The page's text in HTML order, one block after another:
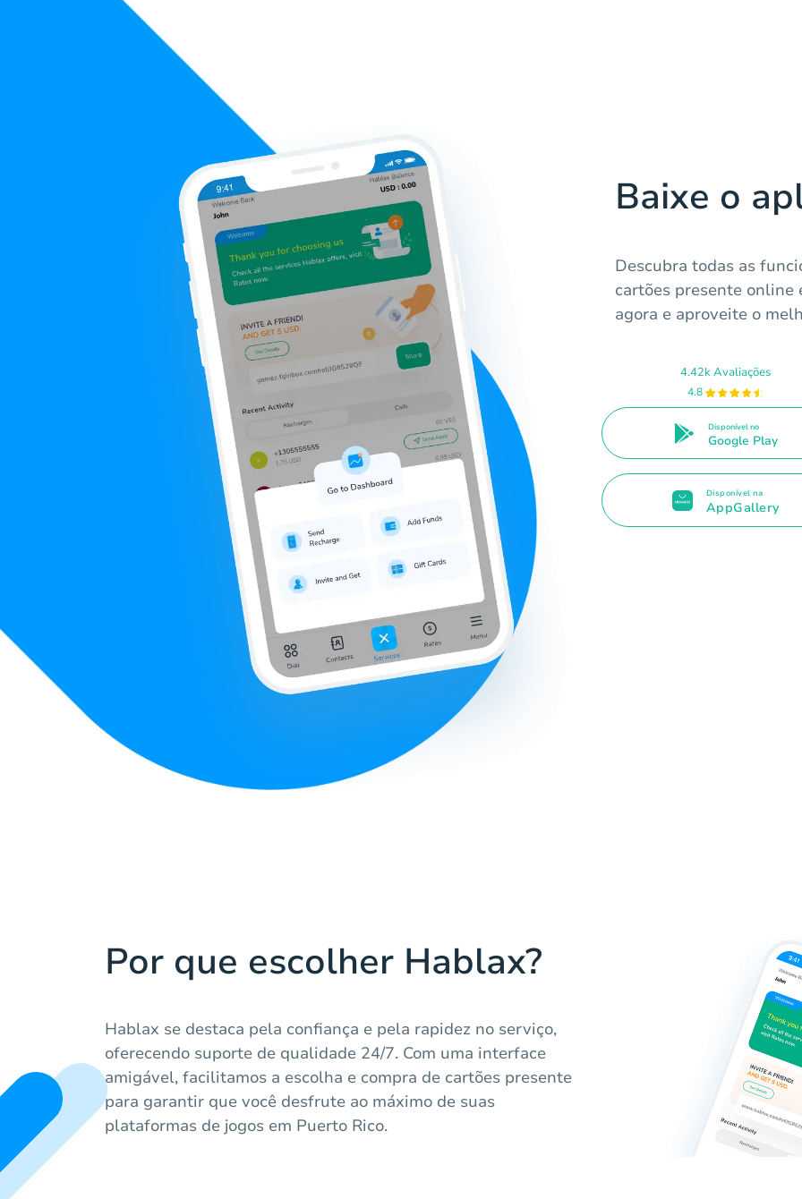
Baixe o
Descubra todas as
cartões presente online
agora e aproveite o
4.42k Avaliações
4.8
Disponível no
Google Play
Disponível na
AppGallery
Por que escolher Hablax?
Hablax se destaca pela confiança e pela rapidez no serviço,
oferecendo suporte de qualidade 24/7. Com uma interface
amigável, facilitamos a escolha e compra de cartões presente
para garantir que você desfrute ao máximo de suas
plataformas de jogos em Puerto Rico.